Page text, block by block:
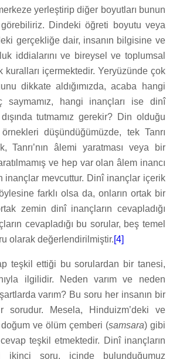
yerleştirip diğer boyutları bunun
Dindeki öğreti boyutu veya
gerçekliğe dair, insanın bilgisine ve
iddialarını ve bireysel ve toplumsal
kuralları içermektedir. Yeryüzünde çok
dikkate aldığımızda, acaba hangi
saymamız, hangi inançları ise dinî
tutmamız gerekir? Din olduğu
düşündüğümüzde, tek Tanrı
Tanrı’nın âlemi yaratması veya bir
ve hep var olan âlem inancı
inançlar mevcuttur. Dinî inançlar içerik
farklı olsa da, onların ortak bir
zemin dinî inançların cevapladığı
cevapladığı bu sorular, beş temel
olarak değerlendirilmiştir.[4]
teşkil ettiği bu sorulardan bir tanesi,
ilgilidir. Neden varım ve neden
varım? Bu soru her insanın bir
sorudur. Mesela, Hinduizm’deki ve
ve ölüm çemberi (samsara) gibi
teşkil etmektedir. Dinî inançların
ikinci soru, içinde bulunduğumuz